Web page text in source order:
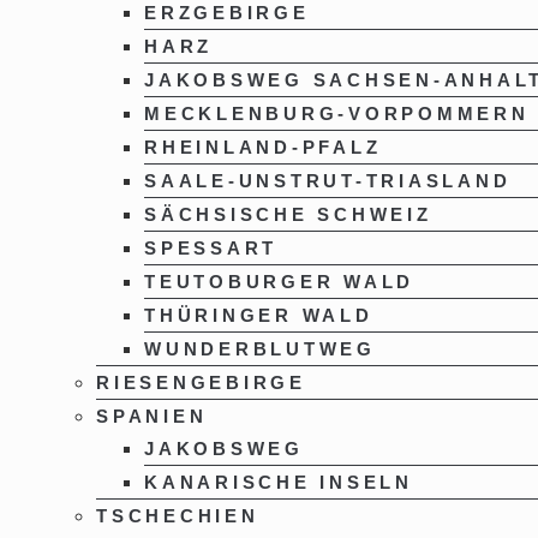
ERZGEBIRGE
HARZ
JAKOBSWEG SACHSEN-
MECKLENBURG-VORPOMMERN
RHEINLAND-PFALZ
SAALE-UNSTRUT-TRIASLAND
SÄCHSISCHE SCHWEIZ
SPESSART
TEUTOBURGER WALD
THÜRINGER WALD
WUNDERBLUTWEG
RIESENGEBIRGE
SPANIEN
JAKOBSWEG
KANARISCHE INSELN
TSCHECHIEN